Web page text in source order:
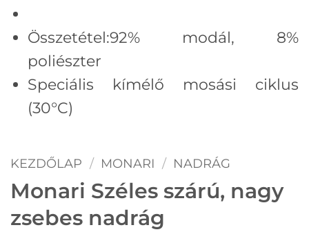
Összetétel:92% modál, 8%
poliészter
Speciális kímélő mosási ciklus
(30°C)
KEZDŐLAP / MONARI / NADRÁG
Monari Széles szárú, nagy
zsebes nadrág